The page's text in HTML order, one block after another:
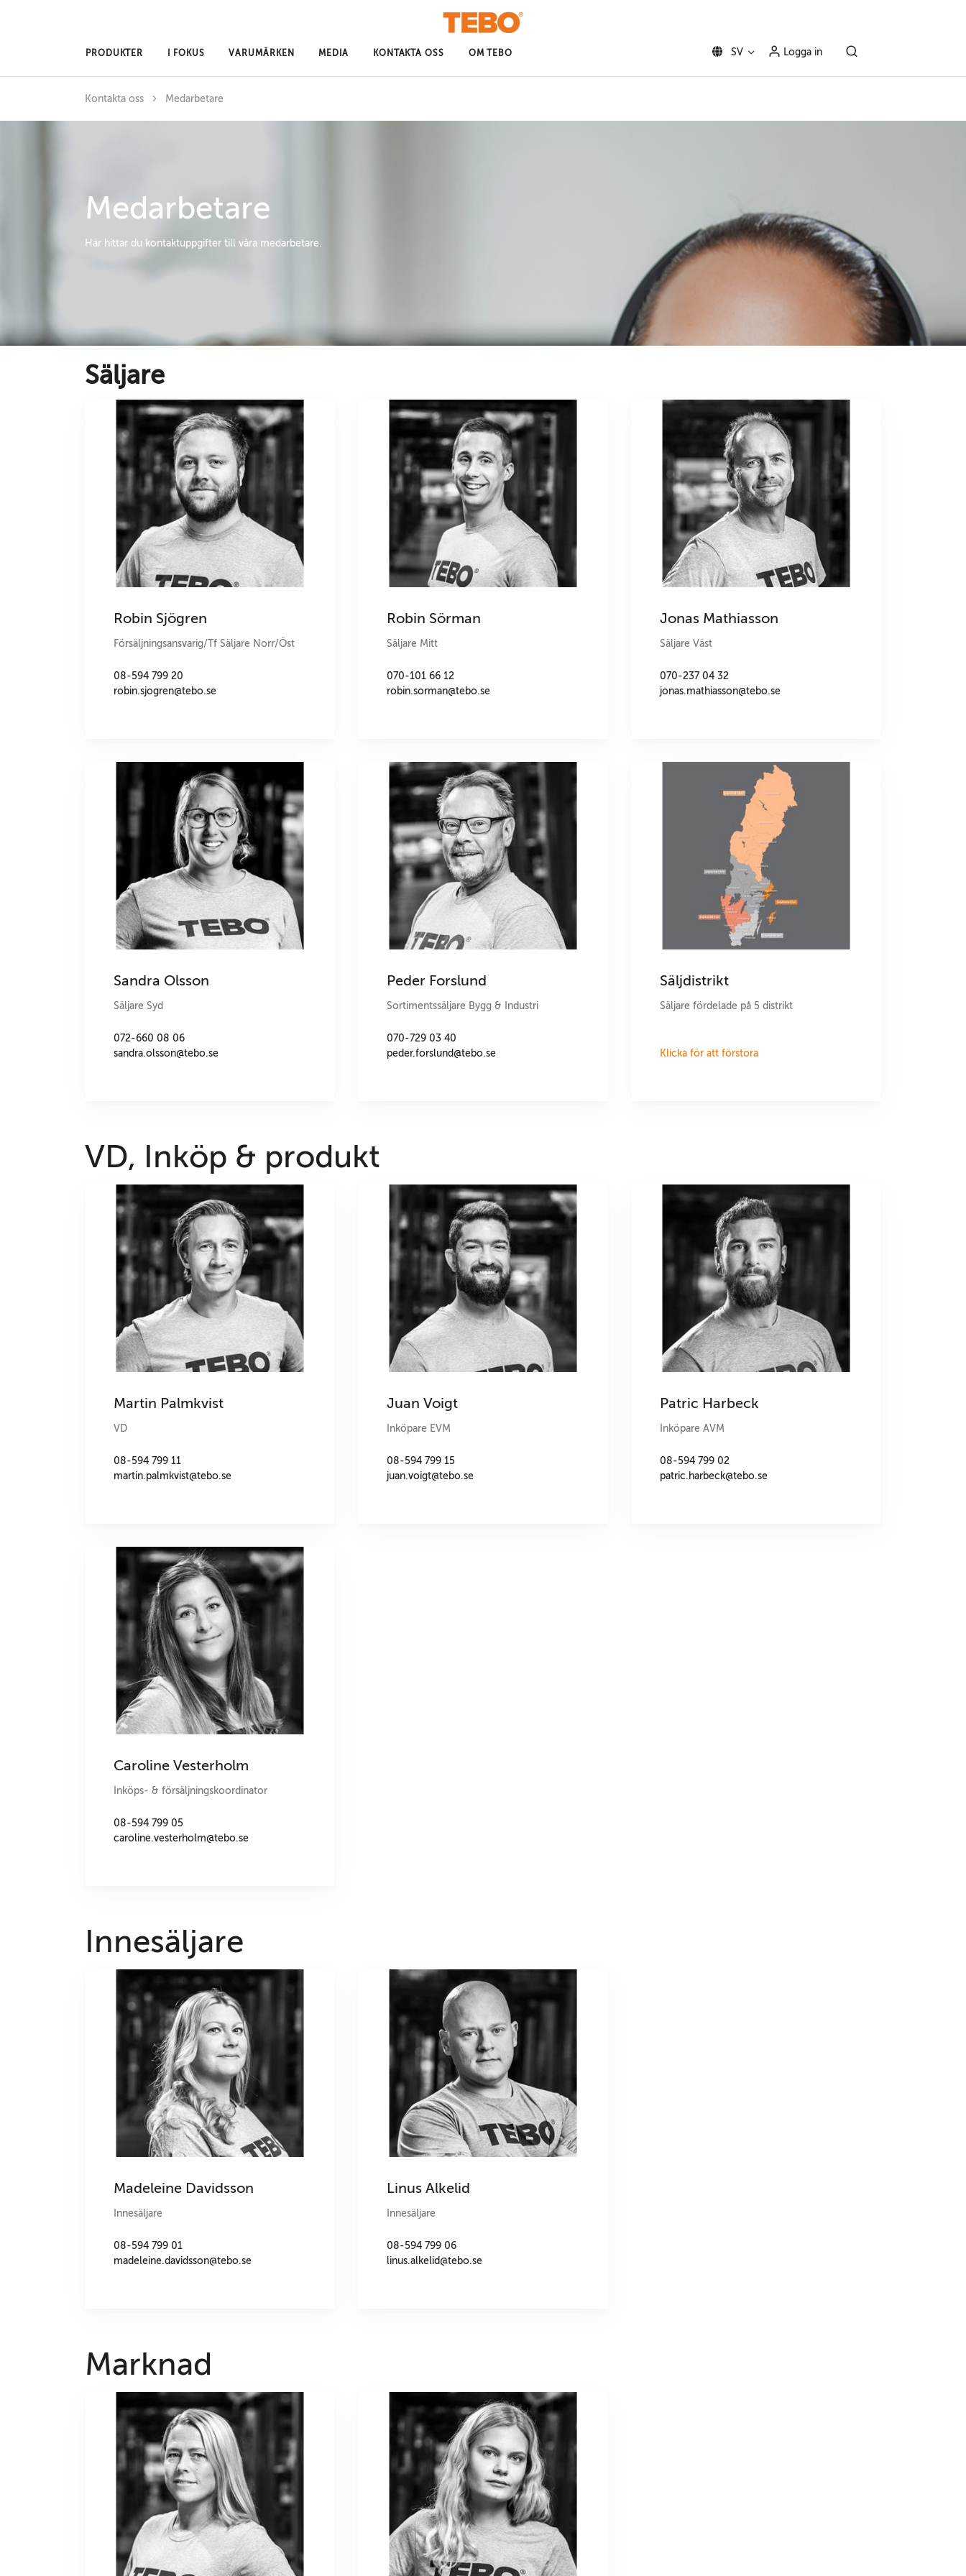
PRODUKTER I FOKUS VARUMÄRKEN MEDIA KONTAKTA OSS OM TEBO SV Logga in
Kontakta oss Medarbetare
Medarbetare
Här hittar du kontaktuppgifter till våra medarbetare.
Säljare
Robin Sjögren
Försäljningsansvarig/Tf Säljare Norr/Öst
08-594 799 20
robin.sjogren@tebo.se
Robin Sörman
Säljare Mitt
070-101 66 12
robin.sorman@tebo.se
Jonas Mathiasson
Säljare Väst
070-237 04 32
jonas.mathiasson@tebo.se
Sandra Olsson
Säljare Syd
072-660 08 06
sandra.olsson@tebo.se
Peder Forslund
Sortimentssäljare Bygg & Industri
070-729 03 40
peder.forslund@tebo.se
Säljdistrikt
Säljare fördelade på 5 distrikt
Klicka för att förstora
VD, Inköp & produkt
Martin Palmkvist
VD
08-594 799 11
martin.palmkvist@tebo.se
Juan Voigt
Inköpare EVM
08-594 799 15
juan.voigt@tebo.se
Patric Harbeck
Inköpare AVM
08-594 799 02
patric.harbeck@tebo.se
Caroline Vesterholm
Inköps- & försäljningskoordinator
08-594 799 05
caroline.vesterholm@tebo.se
Innesäljare
Madeleine Davidsson
Innesäljare
08-594 799 01
madeleine.davidsson@tebo.se
Linus Alkelid
Innesäljare
08-594 799 06
linus.alkelid@tebo.se
Marknad